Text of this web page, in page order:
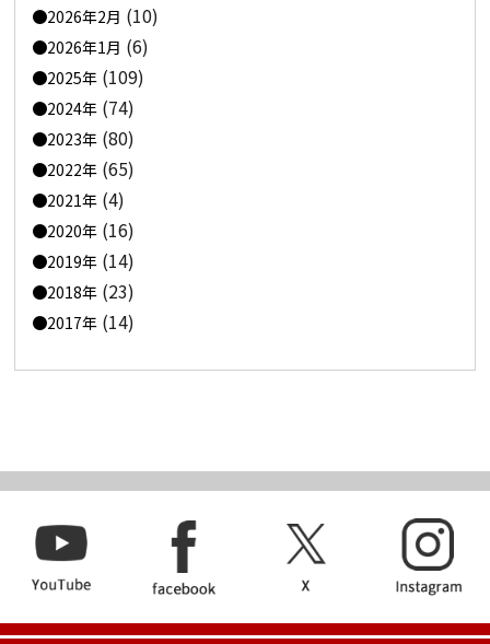
2026年2月 (10)
2026年1月 (6)
2025年 (109)
2024年 (74)
2023年 (80)
2022年 (65)
2021年 (4)
2020年 (16)
2019年 (14)
2018年 (23)
2017年 (14)